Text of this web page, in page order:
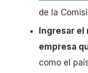
de la
Ingresar el
empresa
como el